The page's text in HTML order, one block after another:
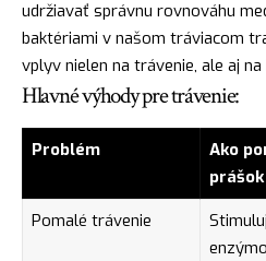
udržiavať správnu rovnováhu
baktériami v našom tráviacom
vplyv nielen na trávenie, ale aj
Hlavné výhody pre trávenie:
Problém
Ako
prášok
Pomalé trávenie